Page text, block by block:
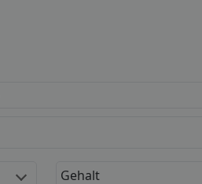
Gehalt